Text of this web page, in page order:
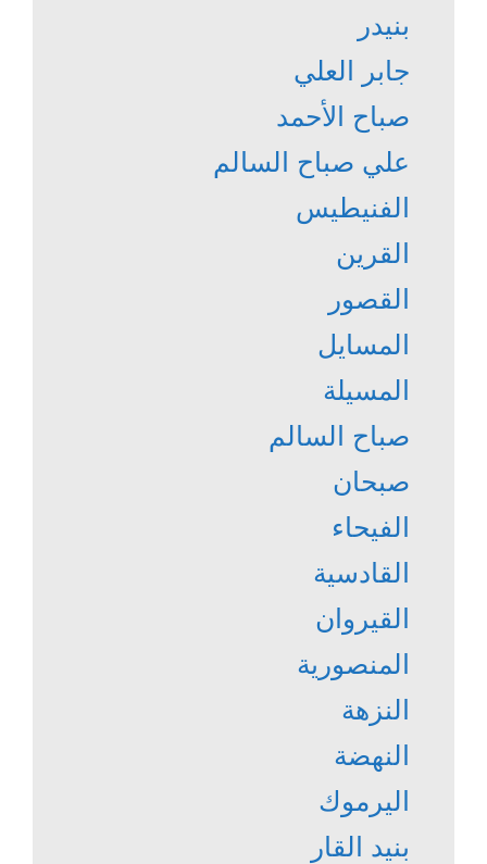
بنيدر
جابر العلي
صباح الأحمد
علي صباح السالم
الفنيطيس
القرين
القصور
المسايل
المسيلة
صباح السالم
صبحان
الفيحاء
القادسية
القيروان
المنصورية
النزهة
النهضة
اليرموك
بنيد القار